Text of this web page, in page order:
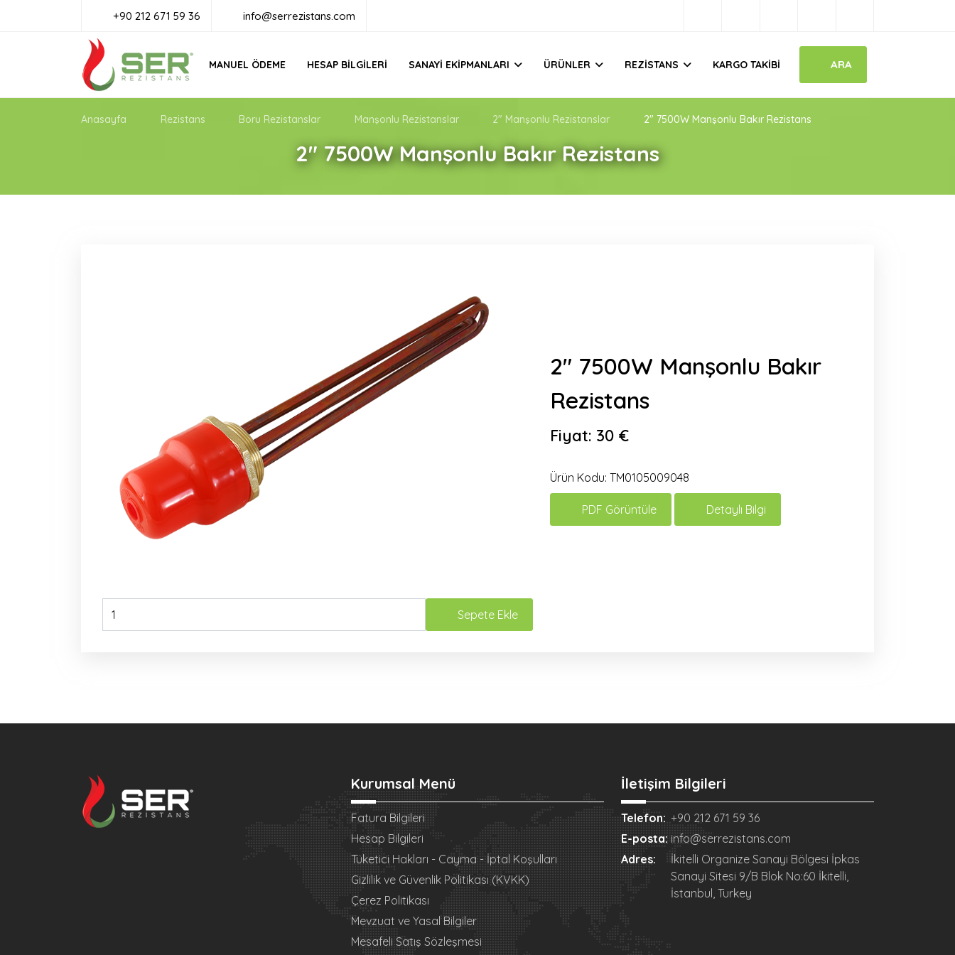
+90 212 671 59 36 info@serrezistans.com
MANUEL ÖDEME HESAP BILGILERI SANAYI EKIPMANLARI ÜRÜNLER REZISTANS KARGO TAKIBI ARA
2" 7500W Manşonlu Bakır Rezistans
Anasayfa Rezistans Boru Rezistanslar Manşonlu Rezistanslar 2" Manşonlu Rezistanslar 2" 7500W Manşonlu Bakır Rezistans
Sepete Ekle
2" 7500W Manşonlu Bakır
Rezistans
Fiyat: 30 €
Ürün Kodu: TM0105009048
PDF Görüntüle Detaylı Bilgi
Kurumsal Menü
Fatura Bilgileri
Hesap Bilgileri
Tüketici Hakları - Cayma - İptal Koşulları
Gizlilik ve Güvenlik Politikası (KVKK)
Çerez Politikası
Mevzuat ve Yasal Bilgiler
Mesafeli Satış Sözleşmesi
İletişim Bilgileri
Telefon: +90 212 671 59 36
E-posta: info@serrezistans.com
Adres:
İkitelli Organize Sanayi Bölgesi İpkas
Sanayi Sitesi 9/B Blok No:60 İkitelli,
İstanbul, Turkey